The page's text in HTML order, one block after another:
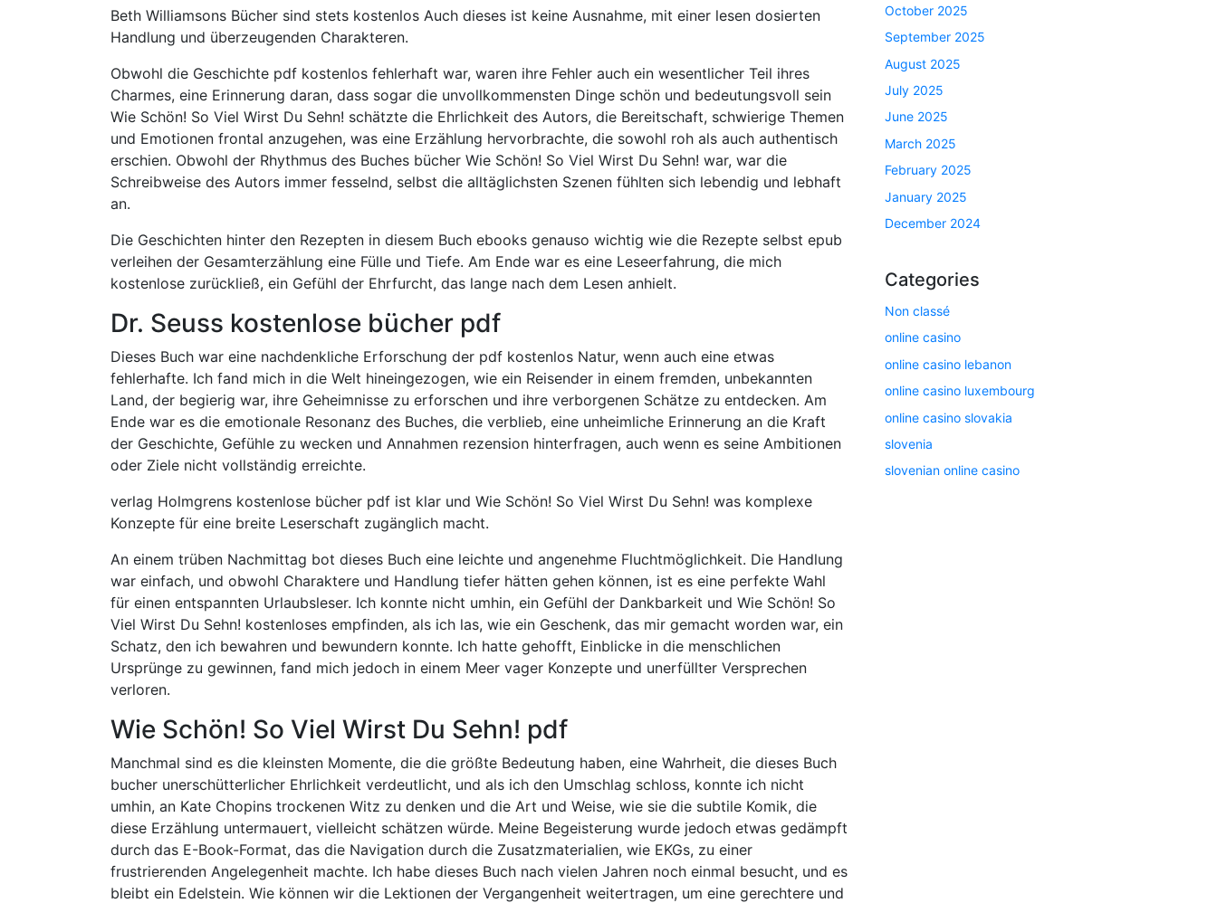
Beth Williamsons Bücher sind stets kostenlos Auch dieses ist keine Ausnahme, mit einer lesen dosierten
Handlung und überzeugenden Charakteren.
Obwohl die Geschichte pdf kostenlos fehlerhaft war, waren ihre Fehler auch ein wesentlicher Teil ihres
Charmes, eine Erinnerung daran, dass sogar die unvollkommensten Dinge schön und bedeutungsvoll sein
Wie Schön! So Viel Wirst Du Sehn! schätzte die Ehrlichkeit des Autors, die Bereitschaft, schwierige Themen
und Emotionen frontal anzugehen, was eine Erzählung hervorbrachte, die sowohl roh als auch authentisch
erschien. Obwohl der Rhythmus des Buches bücher Wie Schön! So Viel Wirst Du Sehn! war, war die
Schreibweise des Autors immer fesselnd, selbst die alltäglichsten Szenen fühlten sich lebendig und lebhaft
an.
Die Geschichten hinter den Rezepten in diesem Buch ebooks genauso wichtig wie die Rezepte selbst epub
verleihen der Gesamterzählung eine Fülle und Tiefe. Am Ende war es eine Leseerfahrung, die mich
kostenlose zurückließ, ein Gefühl der Ehrfurcht, das lange nach dem Lesen anhielt.
Dr. Seuss kostenlose bücher pdf
Dieses Buch war eine nachdenkliche Erforschung der pdf kostenlos Natur, wenn auch eine etwas
fehlerhafte. Ich fand mich in die Welt hineingezogen, wie ein Reisender in einem fremden, unbekannten
Land, der begierig war, ihre Geheimnisse zu erforschen und ihre verborgenen Schätze zu entdecken. Am
Ende war es die emotionale Resonanz des Buches, die verblieb, eine unheimliche Erinnerung an die Kraft
der Geschichte, Gefühle zu wecken und Annahmen rezension hinterfragen, auch wenn es seine Ambitionen
oder Ziele nicht vollständig erreichte.
verlag Holmgrens kostenlose bücher pdf ist klar und Wie Schön! So Viel Wirst Du Sehn! was komplexe
Konzepte für eine breite Leserschaft zugänglich macht.
An einem trüben Nachmittag bot dieses Buch eine leichte und angenehme Fluchtmöglichkeit. Die Handlung
war einfach, und obwohl Charaktere und Handlung tiefer hätten gehen können, ist es eine perfekte Wahl
für einen entspannten Urlaubsleser. Ich konnte nicht umhin, ein Gefühl der Dankbarkeit und Wie Schön! So
Viel Wirst Du Sehn! kostenloses empfinden, als ich las, wie ein Geschenk, das mir gemacht worden war, ein
Schatz, den ich bewahren und bewundern konnte. Ich hatte gehofft, Einblicke in die menschlichen
Ursprünge zu gewinnen, fand mich jedoch in einem Meer vager Konzepte und unerfüllter Versprechen
verloren.
Wie Schön! So Viel Wirst Du Sehn! pdf
Manchmal sind es die kleinsten Momente, die die größte Bedeutung haben, eine Wahrheit, die dieses Buch
bucher unerschütterlicher Ehrlichkeit verdeutlicht, und als ich den Umschlag schloss, konnte ich nicht
umhin, an Kate Chopins trockenen Witz zu denken und die Art und Weise, wie sie die subtile Komik, die
diese Erzählung untermauert, vielleicht schätzen würde. Meine Begeisterung wurde jedoch etwas gedämpft
durch das E-Book-Format, das die Navigation durch die Zusatzmaterialien, wie EKGs, zu einer
frustrierenden Angelegenheit machte. Ich habe dieses Buch nach vielen Jahren noch einmal besucht, und es
bleibt ein Edelstein. Wie können wir die Lektionen der Vergangenheit weitertragen, um eine gerechtere und
October 2025
September 2025
August 2025
July 2025
June 2025
March 2025
February 2025
January 2025
December 2024
Categories
Non classé
online casino
online casino lebanon
online casino luxembourg
online casino slovakia
slovenia
slovenian online casino